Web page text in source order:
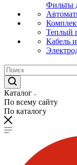
Фильты
Теплый
Кабель
Каталог
По всему сайту
По каталогу